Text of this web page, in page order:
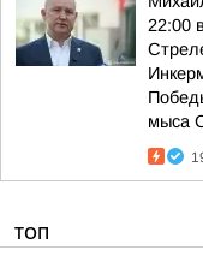
22:00
мыса
ТОП